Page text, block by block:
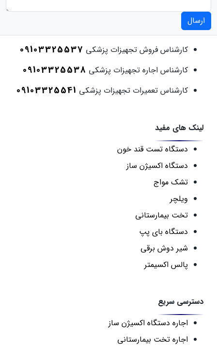
ارسال
کارشناس فروش تجهیزات پزشکی 09103325537
کارشناس اجاره تجهیزات پزشکی 09103325538
کارشناس تعمیرات تجهیزات پزشکی 09103325541
لینک های مفید
دستگاه تست قند خون
دستگاه اکسیژن ساز
تشک مواج
ویلچر
تخت بیمارستانی
دستگاه بای پپ
شیر دوش برقی
پالس اکسیمتر
دسترسی سریع
اجاره دستگاه اکسیژن ساز
اجاره تخت بیمارستانی